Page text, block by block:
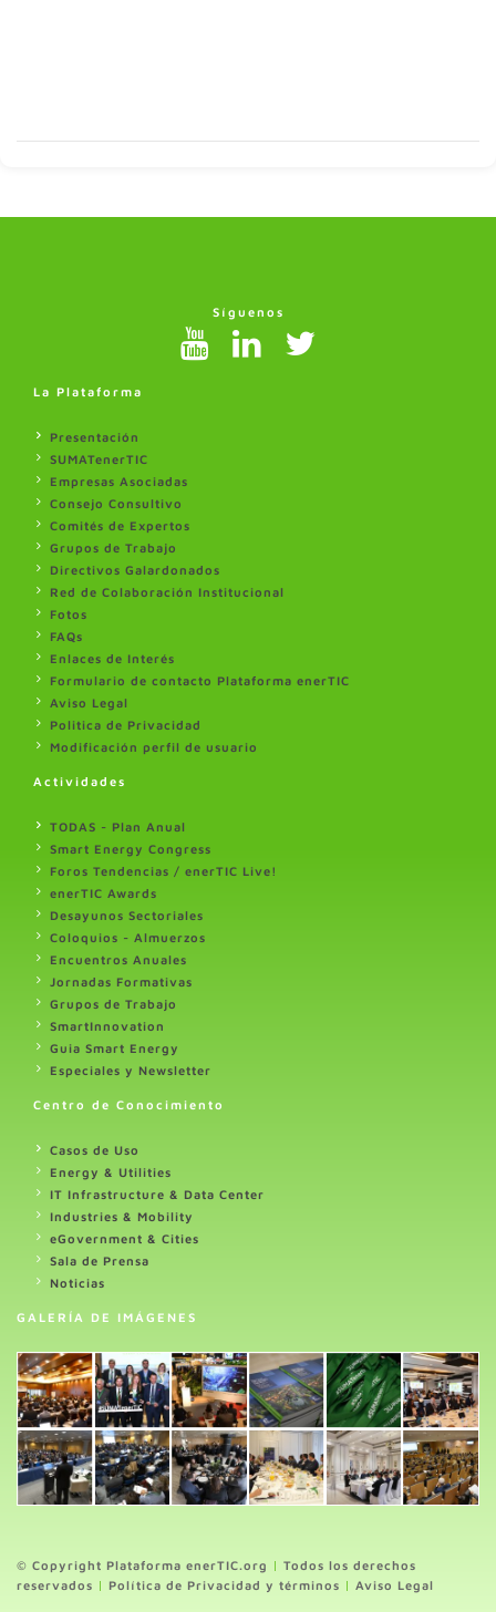
Síguenos
La Plataforma
Presentación
SUMATenerTIC
Empresas Asociadas
Consejo Consultivo
Comités de Expertos
Grupos de Trabajo
Directivos Galardonados
Red de Colaboración Institucional
Fotos
FAQs
Enlaces de Interés
Formulario de contacto Plataforma enerTIC
Aviso Legal
Politica de Privacidad
Modificación perfil de usuario
Actividades
TODAS - Plan Anual
Smart Energy Congress
Foros Tendencias / enerTIC Live!
enerTIC Awards
Desayunos Sectoriales
Coloquios - Almuerzos
Encuentros Anuales
Jornadas Formativas
Grupos de Trabajo
SmartInnovation
Guia Smart Energy
Especiales y Newsletter
Centro de Conocimiento
Casos de Uso
Energy & Utilities
IT Infrastructure & Data Center
Industries & Mobility
eGovernment & Cities
Sala de Prensa
Noticias
GALERÍA DE IMÁGENES
© Copyright Plataforma enerTIC.org | Todos los derechos
reservados | Política de Privacidad y términos | Aviso Legal